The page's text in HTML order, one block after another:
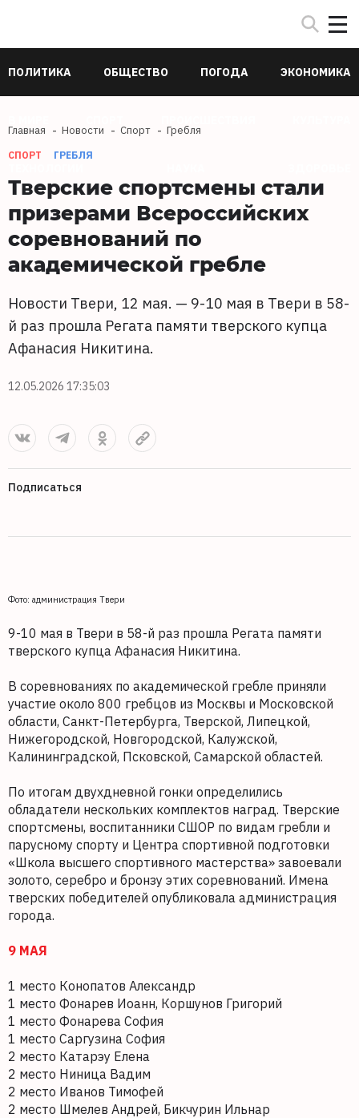
ПОЛИТИКА ОБЩЕСТВО ПОГОДА ЭКОНОМИКА
Главная Новости Спорт Гребля
СПОРТ ГРЕБЛЯ
Тверские спортсмены стали
призерами Всероссийских
соревнований по
академической гребле
Новости Твери, 12 мая. — 9-10 мая в Твери в 58-
й раз прошла Регата памяти тверского купца
Афанасия Никитина.
12.05.2026 17:35:03
Подписаться
Фото: администрация Твери
9-10 мая в Твери в 58-й раз прошла Регата памяти
тверского купца Афанасия Никитина.
В соревнованиях по академической гребле приняли
участие около 800 гребцов из Москвы и Московской
области, Санкт-Петербурга, Тверской, Липецкой,
Нижегородской, Новгородской, Калужской,
Калининградской, Псковской, Самарской областей.
По итогам двухдневной гонки определились
обладатели нескольких комплектов наград. Тверские
спортсмены, воспитанники СШОР по видам гребли и
парусному спорту и Центра спортивной подготовки
«Школа высшего спортивного мастерства» завоевали
золото, серебро и бронзу этих соревнований. Имена
тверских победителей опубликовала администрация
города.
9 МАЯ
1 место Конопатов Александр
1 место Фонарев Иоанн, Коршунов Григорий
1 место Фонарева София
1 место Саргузина София
2 место Катарэу Елена
2 место Ниница Вадим
2 место Иванов Тимофей
2 место Шмелев Андрей, Бикчурин Ильнар